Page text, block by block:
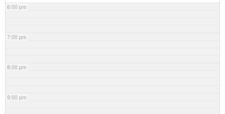
6:00 pm
7:00 pm
8:00 pm
9:00 pm